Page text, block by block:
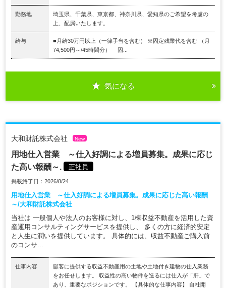
勤務地
埼玉県、千葉県、東京都、神奈川県、愛知県のご希望を考慮の
上、配属いたします。
給与
■月給30万円以上（一律手当を含む） ※固定残業代を含む （月
74,500円～/45時間分） 固...
気になる
大和財託株式会社 New
用地仕入営業 ～仕入好調による増員募集。成果に応じ
た高い報酬～.
正社員
掲載終了日：2026/8/24
用地仕入営業 ～仕入好調による増員募集。成果に応じた高い報酬
～/大和財託株式会社
当社は 一般個人や法人のお客様に対し、1棟収益不動産を活用した資
産運用コンサルティングサービスを提供し、 多くの方に経済的安定
と人生に潤いを提供しています。 具体的には、収益不動産ご購入前
のコンサ...
仕事内容
顧客に提供する収益不動産用の土地や土地付き建物の仕入業務
をお任せします。 収益性の高い物件を造るには仕入が「肝」で
あり、重要なポジションです。 【具体的な仕事内容】 自社開